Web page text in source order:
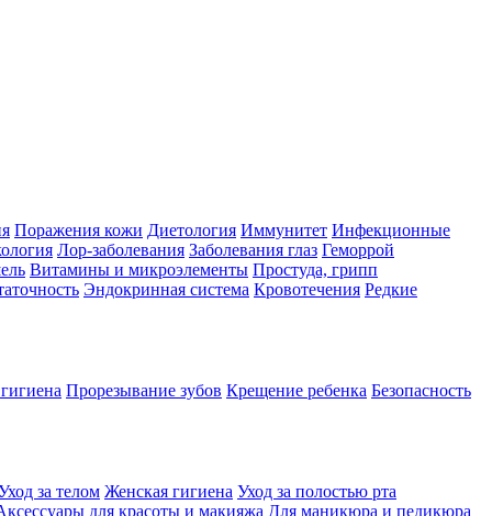
Поражения кожи Диетология Иммунитет Инфекционные
Лор-заболевания Заболевания глаз Геморрой
Витамины и микроэлементы Простуда, грипп
Эндокринная система Кровотечения Редкие
Прорезывание зубов Крещение ребенка Безопасность
за телом Женская гигиена Уход за полостью рта
для красоты и макияжа Для маникюра и педикюра